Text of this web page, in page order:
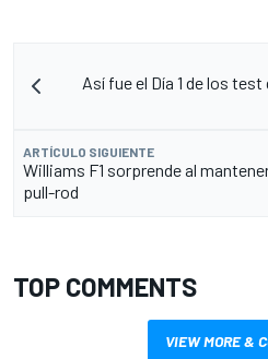
Así fue el Día 1 de los
ARTÍCULO SIGUIENTE
Williams F1 sorprende al
pull-rod
TOP COMMENTS
VIEW MORE &